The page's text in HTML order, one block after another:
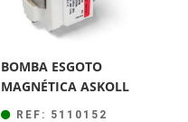
BOMBA ESGOTO
MAGNÉTICA ASKOLL
REF: 5110152